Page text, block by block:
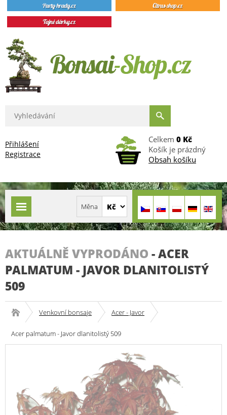
Přihlášení
Registrace
Celkem 0 Kč
Košík je prázdný
Obsah košíku
AKTUÁLNĚ VYPRODÁNO -ACER
PALMATUM - JAVOR DLANITOLISTÝ
509
Venkovní bonsaje Acer - Javor
Acer palmatum - Javor dlanitolistý 509